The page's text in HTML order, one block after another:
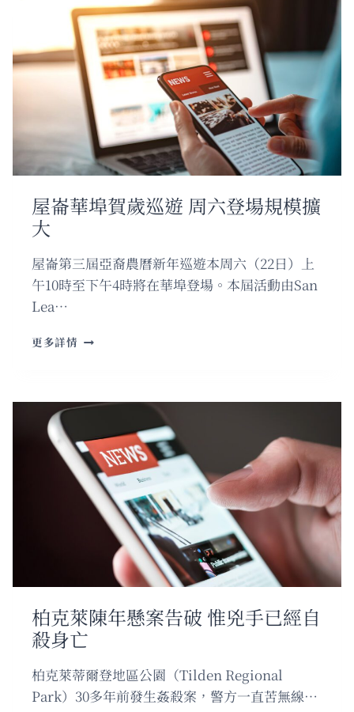
官
就
職
矢
言
重
建
公
眾
信
任
屋崙華埠賀歲巡遊 周六登場規模擴
大
屋崙第三屆亞裔農曆新年巡遊本周六（22日）上
午10時至下午4時將在華埠登場。本屆活動由San
Lea…
更多詳情
賀
巡
遊
周
六
登
大
柏克萊陳年懸案告破 惟兇手已經自
殺身亡
柏克萊蒂爾登地區公園（Tilden Regional
Park）30多年前發生姦殺案，警方一直苦無線…